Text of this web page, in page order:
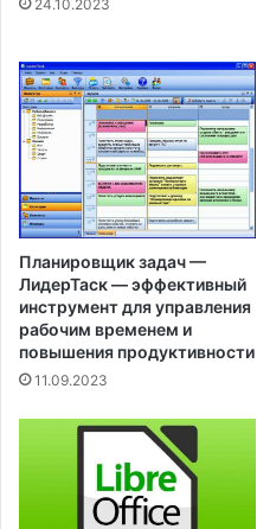
24.10.2023
Планировщик задач —
ЛидерТаск — эффективный
инструмент для управления
рабочим временем и
повышения продуктивности
11.09.2023